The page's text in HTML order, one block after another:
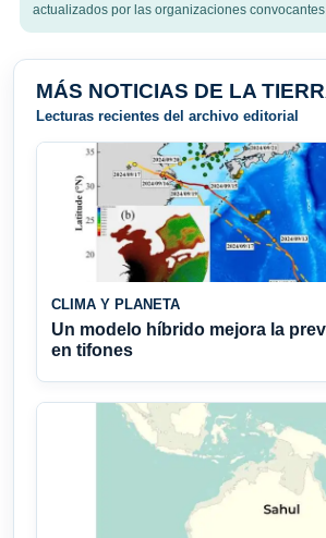
actualizados por las organizaciones
MÁS NOTICIAS DE LA
Lecturas recientes del archivo editorial
CLIMA Y PLANETA
Un modelo híbrido mejora la
en tifones